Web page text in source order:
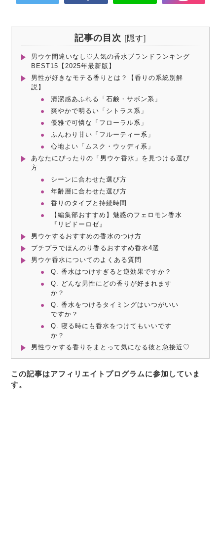
記事の目次 [隠す]
男ウケ間違いなし♡人気の香水ブランドランキング
BEST15【2025年最新版】
男性が好きなモテる香りとは？【香りの系統別解
説】
清潔感あふれる「石鹸・サボン系」
爽やかで明るい「シトラス系」
優雅で可憐な「フローラル系」
ふんわり甘い「フルーティー系」
心地よい「ムスク・ウッディ系」
あなたにぴったりの「男ウケ香水」を見つける選び
方
シーンに合わせた選び方
年齢層に合わせた選び方
香りのタイプと持続時間
【編集部おすすめ】魅惑のフェロモン香水
『リビドーロゼ』
男ウケするおすすめの香水のつけ方
プチプラでほんのり香るおすすめ香水4選
男ウケ香水についてのよくある質問
Q. 香水はつけすぎると逆効果ですか？
Q. どんな男性にどの香りが好まれます
か？
Q. 香水をつけるタイミングはいつがいい
ですか？
Q. 寝る時にも香水をつけてもいいです
か？
男性ウケする香りをまとって気になる彼と急接近♡
この記事はアフィリエイトプログラムに参加していま
す。